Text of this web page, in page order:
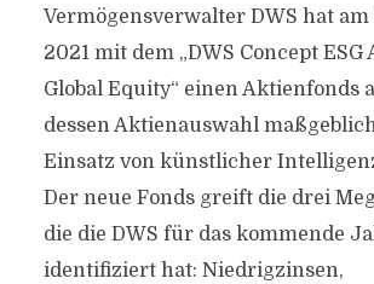
Vermögensverwalter DWS hat am
2021 mit dem „DWS Concept ESG
Global Equity“ einen Aktienfonds
dessen Aktienauswahl
Einsatz von künstlicher
Der neue Fonds greift die drei
die die DWS für das kommende
identifiziert hat: Niedrigzinsen,